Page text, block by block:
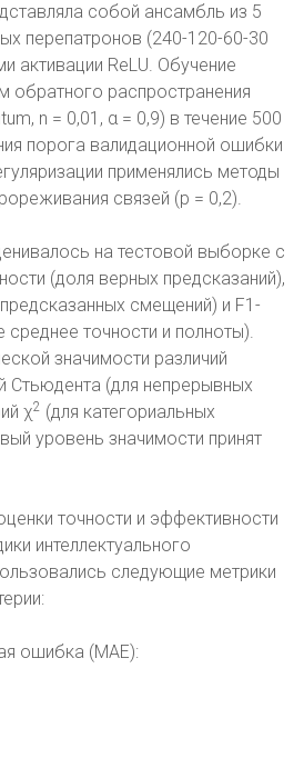
собой ансамбль из 5
перепатронов (240-120-60-30
активации ReLU. Обучение
обратного распространения
n = 0,01, α = 0,9) в течение 500
порога валидационной ошибки
применялись методы
связей (p = 0,2).
на тестовой выборке с
(доля верных предсказаний),
смещений) и F1-
точности и полноты).
значимости различий
Стьюдента (для непрерывных
χ2 (для категориальных
уровень значимости принят
точности и эффективности
интеллектуального
следующие метрики
ошибка (MAE):